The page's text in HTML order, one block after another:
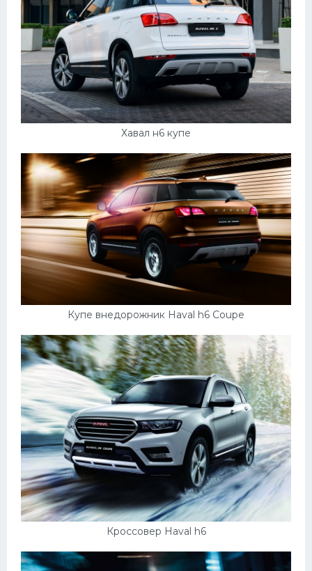
Хавал н6 купе
Купе внедорожник Haval h6 Coupe
Кроссовер Haval h6